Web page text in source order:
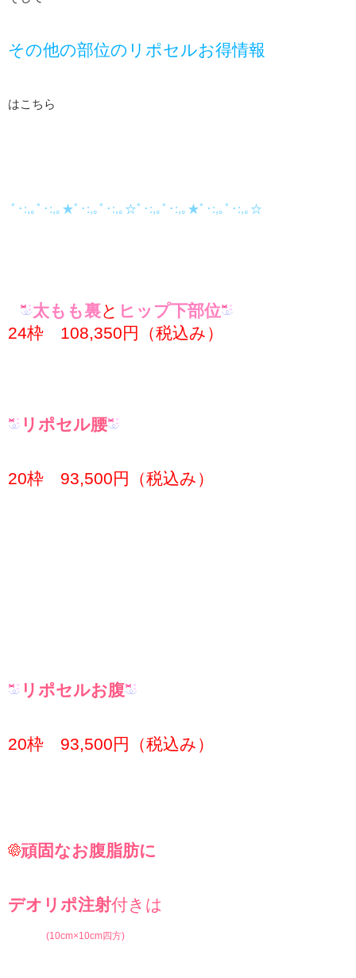
その他の部位のリポセルお得情報
はこちら
ﾟ･:,｡ﾟ･:,｡★ﾟ･:,｡ﾟ･:,｡☆ﾟ･:,｡ﾟ･:,｡★ﾟ･:,｡ﾟ･:,｡☆
太もも裏と ヒップ下部位
24枠 108,350円（税込み）
リポセル腰
20枠 93,500円（税込み）
リポセルお腹
20枠 93,500円（税込み）
頑固なお腹脂肪に
デオリポ注射付きは
(10cm×10cm四方)